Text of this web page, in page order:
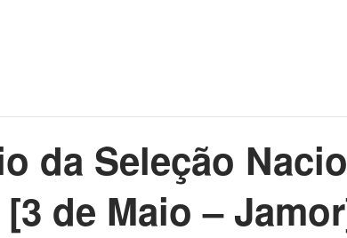
da Seleção
de Maio –